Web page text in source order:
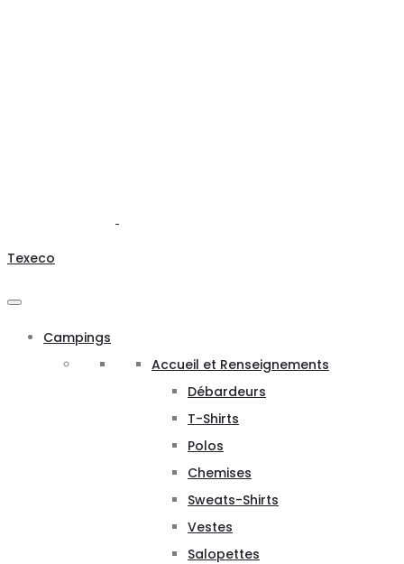
Texeco
Campings
Accueil et Renseignements
Débardeurs
T-Shirts
Polos
Chemises
Sweats-Shirts
Vestes
Salopettes